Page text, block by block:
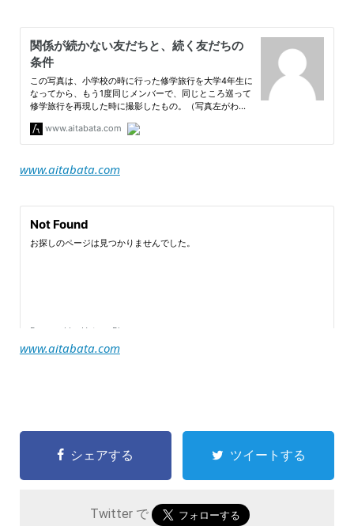
www.aitabata.com
www.aitabata.com
シェアする ツイートする
Twitter で